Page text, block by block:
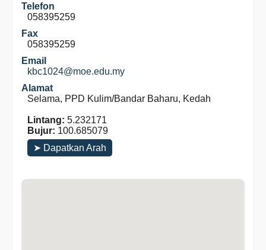
Telefon
058395259
Fax
058395259
Email
kbc1024@moe.edu.my
Alamat
Selama, PPD Kulim/Bandar Baharu, Kedah
Lintang: 5.232171
Bujur: 100.685079
➤ Dapatkan Arah